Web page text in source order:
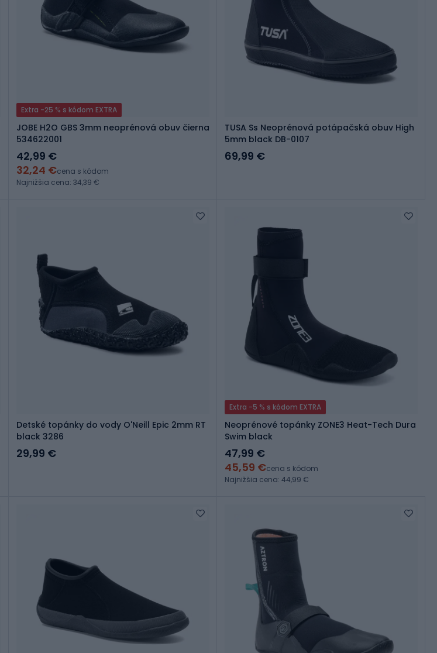
Extra -25 % s kódom EXTRA
JOBE H2O GBS 3mm neoprénová obuv čierna
534622001
42,99 €
32,24 €cena s kódom
Najnižšia cena: 34,39 €
TUSA Ss Neoprénová potápačská obuv High
5mm black DB-0107
69,99 €
Detské topánky do vody O'Neill Epic 2mm RT
black 3286
29,99 €
Extra -5 % s kódom EXTRA
Neoprénové topánky ZONE3 Heat-Tech Dura
Swim black
47,99 €
45,59 €cena s kódom
Najnižšia cena: 44,99 €